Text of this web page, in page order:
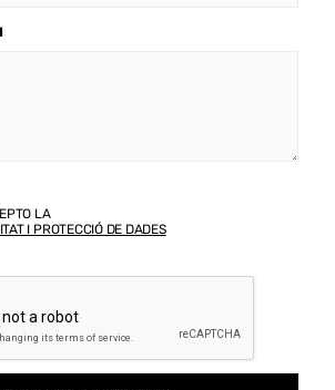
LA
I PROTECCIÓ DE DADES